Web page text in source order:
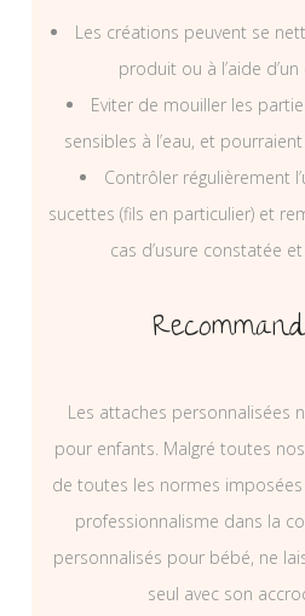
Les créations peuvent se
produit ou à l’aide
Eviter de mouiller les
sensibles à l’eau, et
Contrôler régulièrement
sucettes (fils en particulier) et
cas d’usure constatée
Les attaches personnalisées
pour enfants. Malgré toutes
de toutes les normes
professionnalisme dans la
personnalisés pour bébé, ne
seul avec son